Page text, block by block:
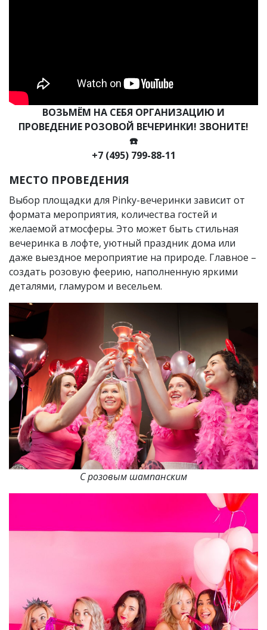
ВОЗЬМЁМ НА СЕБЯ ОРГАНИЗАЦИЮ И
ПРОВЕДЕНИЕ РОЗОВОЙ ВЕЧЕРИНКИ! ЗВОНИТЕ!
☎️
+7 (495) 799-88-11
МЕСТО ПРОВЕДЕНИЯ
Выбор площадки для Pinky-вечеринки зависит от
формата мероприятия, количества гостей и
желаемой атмосферы. Это может быть стильная
вечеринка в лофте, уютный праздник дома или
даже выездное мероприятие на природе. Главное –
создать розовую феерию, наполненную яркими
деталями, гламуром и весельем.
С розовым шампанским